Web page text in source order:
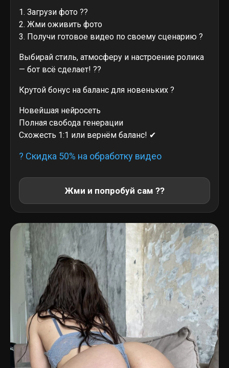
1. Загрузи фото ??
2. Жми оживить фото
3. Получи готовое видео по своему сценарию ?
Выбирай стиль, атмосферу и настроение ролика
— бот всё сделает! ??
Крутой бонус на баланс для новеньких ?
Новейшая нейросеть
Полная свобода генерации
Схожесть 1:1 или вернём баланс! ✔
? Скидка 50% на обработку видео
Жми и попробуй сам ??